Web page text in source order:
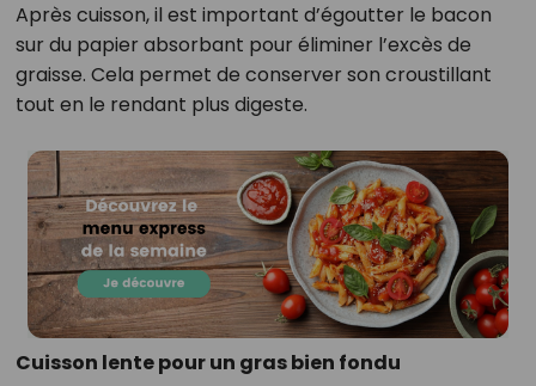
Après cuisson, il est important d’égoutter le bacon
sur du papier absorbant pour éliminer l’excès de
graisse. Cela permet de conserver son croustillant
tout en le rendant plus digeste.
Cuisson lente pour un gras bien fondu